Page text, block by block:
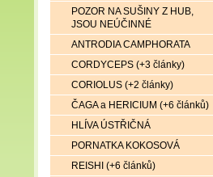
POZOR NA SUŠINY Z HUB,
JSOU NEÚČINNÉ
ANTRODIA CAMPHORATA
CORDYCEPS (+3 články)
CORIOLUS (+2 články)
ČAGA a HERICIUM (+6 článků)
HLÍVA ÚSTŘIČNÁ
PORNATKA KOKOSOVÁ
REISHI (+6 článků)